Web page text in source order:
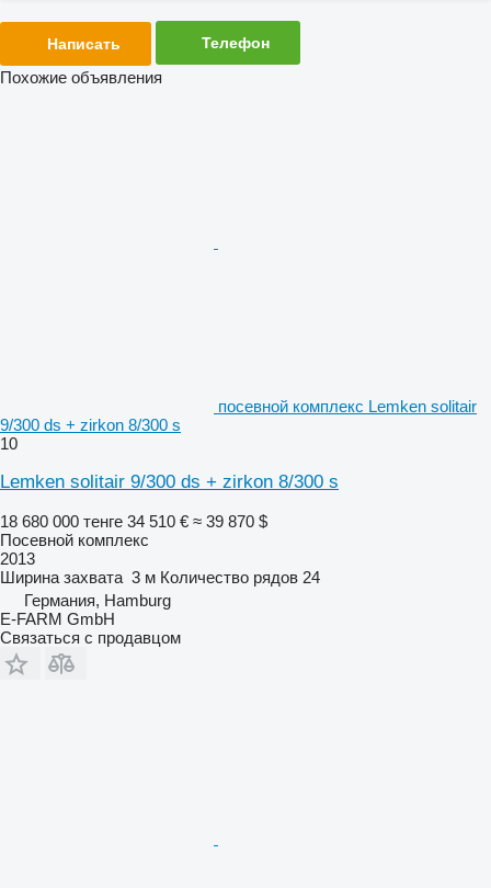
Написать Телефон
Похожие объявления
посевной комплекс Lemken solitair
9/300 ds + zirkon 8/300 s
10
Lemken solitair 9/300 ds + zirkon 8/300 s
18 680 000 тенге 34 510 € ≈ 39 870 $
Посевной комплекс
2013
Ширина захвата 3 м Количество рядов 24
Германия, Hamburg
E-FARM GmbH
Связаться с продавцом